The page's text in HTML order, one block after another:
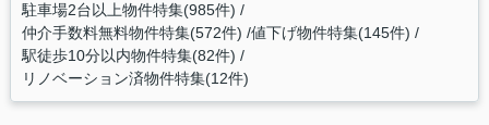
駐車場2台以上物件特集(985件)
仲介手数料無料物件特集(572件) 値下げ物件特集(145件)
駅徒歩10分以内物件特集(82件)
リノベーション済物件特集(12件)